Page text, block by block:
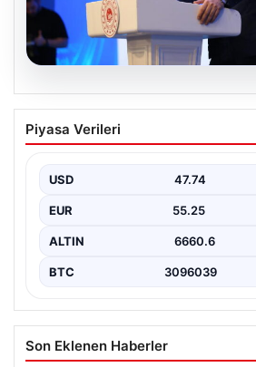
Bakan Kurum: Devlet
Sorumluluk Gerektirir
Kurum, gerçekleştirdiği konuşmada
ve büyük…
Piyasa Verileri
USD 47.74
EUR 55.25
ALTIN 6660.6
BTC 3096039
Son Eklenen Haberler